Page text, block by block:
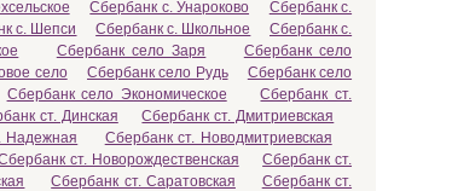
Сбербанк с. Унароково
Сбербанк с.
с. Шепси Сбербанк с. Школьное
Сбербанк с.
Сбербанк село Заря
Сбербанк село
село Сбербанк село Рудь
Сбербанк село
Сбербанк село Экономическое
Сбербанк ст.
ст. Динская
Сбербанк ст. Дмитриевская
Надежная
Сбербанк ст. Новодмитриевская
ст. Новорождественская
Сбербанк ст.
Сбербанк ст. Саратовская
Сбербанк ст.